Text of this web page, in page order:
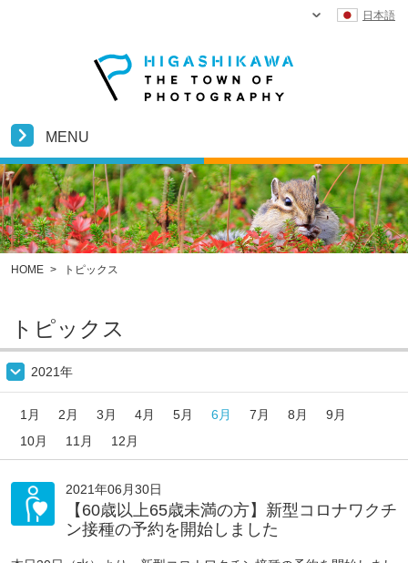
MENU
日本語
HOME > トピックス
トピックス
2021年
1月 2月 3月 4月 5月 6月 7月 8月
9月
10月
11月 12月
2021年06月30日
【60歳以上65歳未満の方】新型コロナワクチ
ン接種の予約を開始しました